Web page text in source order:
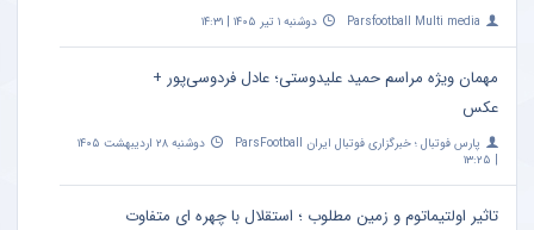
Parsfootball Multi media دوشنبه ۱ تیر ۱۴۰۵ | ۱۴:۳۱
مهمان ویژه مراسم حمید علیدوستی؛ عادل فردوسی‌پور +
عکس
پارس فوتبال ؛ خبرگزاری فوتبال ایران ParsFootball
دوشنبه ۲۸ اردیبهشت ۱۴۰۵
| ۱۳:۲۵
تاثیر اولتیماتوم و زمین مطلوب ؛ استقلال با چهره ای متفاوت